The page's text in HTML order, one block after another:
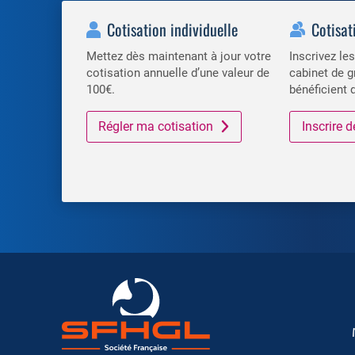
Cotisation individuelle
Mettez dès maintenant à jour votre
cotisation annuelle d’une valeur de
100€.
Régler ma cotisation
Inscrivez
cabinet de
bénéficient
Inscrire